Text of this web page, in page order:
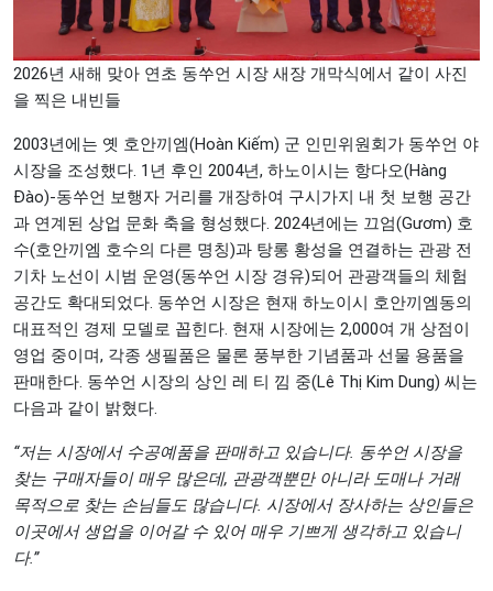
2026년 새해 맞아 연초 동쑤언 시장 새장 개막식에서 같이 사진
을 찍은 내빈들
2003년에는 옛 호안끼엠(Hoàn Kiếm) 군 인민위원회가 동쑤언 야
시장을 조성했다. 1년 후인 2004년, 하노이시는 항다오(Hàng
Đào)-동쑤언 보행자 거리를 개장하여 구시가지 내 첫 보행 공간
과 연계된 상업 문화 축을 형성했다. 2024년에는 끄엄(Gươm) 호
수(호안끼엠 호수의 다른 명칭)과 탕롱 황성을 연결하는 관광 전
기차 노선이 시범 운영(동쑤언 시장 경유)되어 관광객들의 체험
공간도 확대되었다. 동쑤언 시장은 현재 하노이시 호안끼엠동의
대표적인 경제 모델로 꼽힌다. 현재 시장에는 2,000여 개 상점이
영업 중이며, 각종 생필품은 물론 풍부한 기념품과 선물 용품을
판매한다. 동쑤언 시장의 상인 레 티 낌 중(Lê Thị Kim Dung) 씨는
다음과 같이 밝혔다.
“저는 시장에서 수공예품을 판매하고 있습니다. 동쑤언 시장을
찾는 구매자들이 매우 많은데, 관광객뿐만 아니라 도매나 거래
목적으로 찾는 손님들도 많습니다. 시장에서 장사하는 상인들은
이곳에서 생업을 이어갈 수 있어 매우 기쁘게 생각하고 있습니
다.”